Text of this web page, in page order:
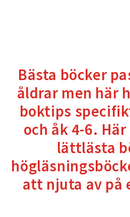
Bästa böcker
åldrar men här
boktips
och åk 4-6.
lättlästa
att njuta av på